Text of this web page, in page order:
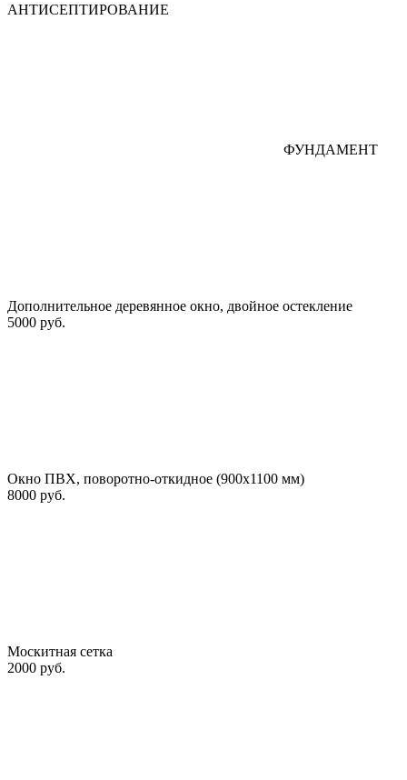
АНТИСЕПТИРОВАНИЕ
ФУНДАМЕНТ
Дополнительное деревянное окно, двойное остекление
5000 руб.
Окно ПВХ, поворотно-откидное (900х1100 мм)
8000 руб.
Москитная сетка
2000 руб.